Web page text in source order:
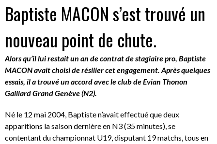
Baptiste MACON s’est trouvé un
nouveau point de chute.
Alors qu’il lui restait un an de contrat de stagiaire pro, Baptiste
MACON avait choisi de résilier cet engagement. Après quelques
essais, il a trouvé un accord avec le club de Evian Thonon
Gaillard Grand Genève (N2).
Né le 12 mai 2004, Baptiste n’avait effectué que deux
apparitions la saison dernière en N3 (35 minutes), se
contentant du championnat U19, disputant 19 matchs, tous en